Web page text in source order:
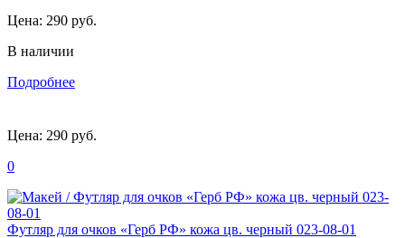
Цена: 290 руб.
В наличии
Подробнее
Цена: 290 руб.
0
Футляр для очков «Герб РФ» кожа цв. черный 023-08-01